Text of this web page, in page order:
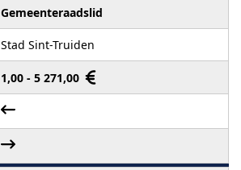
Gemeenteraadslid
Stad Sint-Truiden
1,00 - 5 271,00